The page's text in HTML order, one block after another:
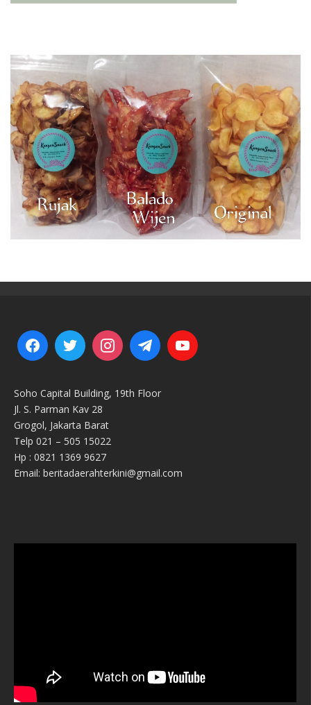
Soho Capital Building, 19th Floor
Jl. S. Parman Kav 28
Grogol, Jakarta Barat
Telp 021 – 505 15022
Hp : 0821 1369 9627
Email: beritadaerahterkini@gmail.com